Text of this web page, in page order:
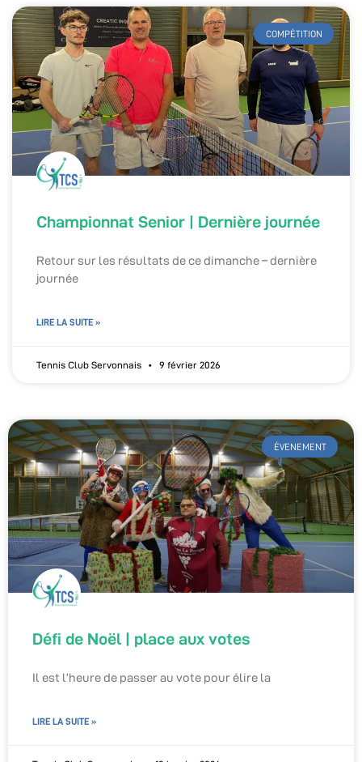
COMPÉTITION
Championnat Senior | Dernière journée
Retour sur les résultats de ce dimanche – dernière
journée
LIRE LA SUITE »
Tennis Club Servonnais 9 février 2026
ÉVENEMENT
Défi de Noël | place aux votes
Il est l’heure de passer au vote pour élire la
LIRE LA SUITE »